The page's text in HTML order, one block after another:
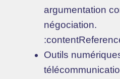
argumentation
négociation.
Outils